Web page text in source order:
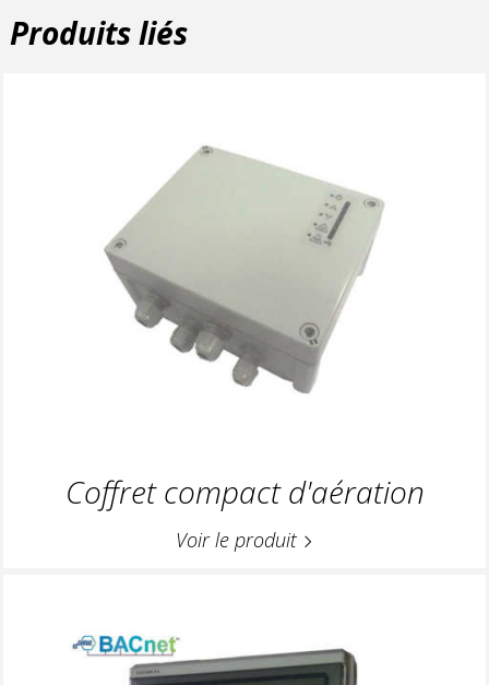
Produits liés
Coffret compact d'aération
Voir le produit